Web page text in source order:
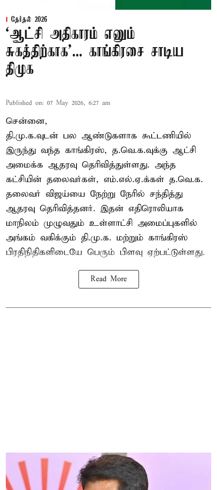
தேர்தல் 2026
‘ஆட்சி அதிகாரம் எனும்
சுகத்திற்காக’... காங்கிரசை சாடிய
திமுக
Published on: 07 May 2026, 6:27 am
சென்னை,
தி.மு.க.வுடன் பல ஆண்டுகளாக கூட்டணியில்
இருந்து வந்த காங்கிரஸ், த.வெ.க.வுக்கு ஆட்சி
அமைக்க ஆதரவு தெரிவித்துள்ளது. அந்த
கட்சியின் தலைவர்கள், எம்.எல்.ஏ.க்கள் த.வெ.க.
தலைவர் விஜய்யை நேற்று நேரில் சந்தித்து
ஆதரவு தெரிவித்தனர். இதன் எதிரொலியாக
மாநிலம் முழுவதும் உள்ளாட்சி அமைப்புகளில்
அங்கம் வகிக்கும் தி.மு.க. மற்றும் காங்கிரஸ்
பிரதிநிதிகளிடையே பெரும் பிளவு ஏற்பட்டுள்ளது.
Read More